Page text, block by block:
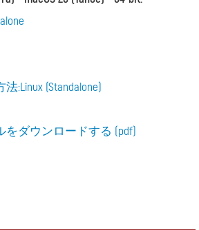
:Linux (Standalone)
をダウンロードする (pdf)